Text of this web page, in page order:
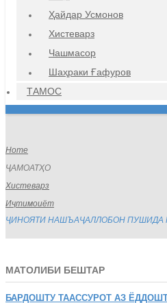
Ҳайдар Усмонов
Хистеварз
Чашмасор
Шаҳраки Ғафуров
ТАМОС
Home
ҶАМОАТҲО
Хистеварз
Иҷтимоиёт
ҶИНОЯТИ НАШЪАҶАЛЛОБОН ПУШИДА
МАТОЛИБИ БЕШТАР
БАРДОШТУ ТААССУРОТ АЗ